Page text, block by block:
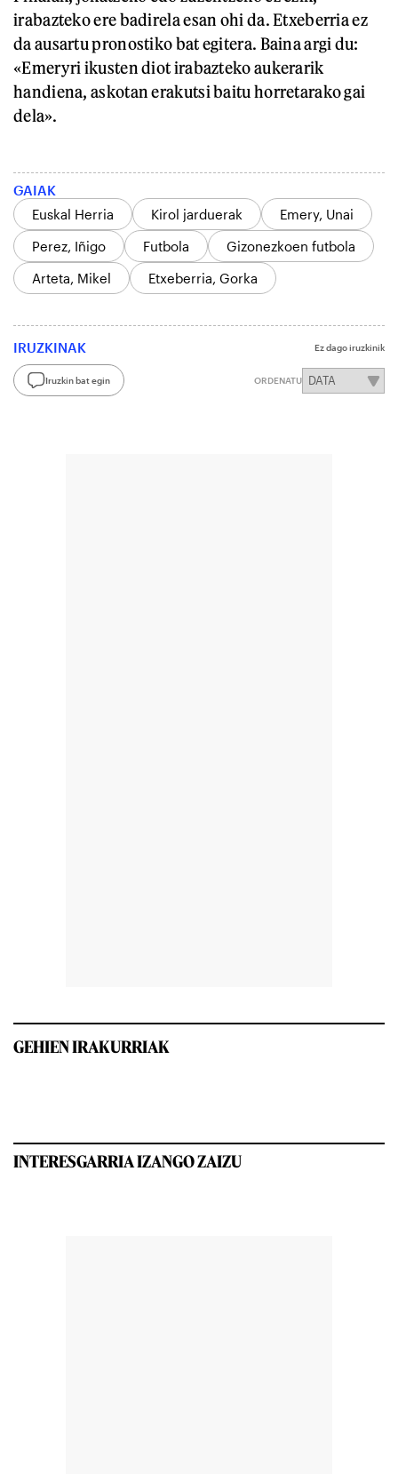
irabazteko ere badirela esan ohi da. Etxeberria ez
da ausartu pronostiko bat egitera. Baina argi du:
«Emeryri ikusten diot irabazteko aukerarik
handiena, askotan erakutsi baitu horretarako gai
dela».
GAIAK
Euskal Herria
Kirol jarduerak
Emery, Unai
Perez, Iñigo
Futbola
Gizonezkoen futbola
Arteta, Mikel
Etxeberria, Gorka
IRUZKINAK Ez dago iruzkinik
Iruzkin bat egin ORDENATU
GEHIEN IRAKURRIAK
INTERESGARRIA IZANGO ZAIZU